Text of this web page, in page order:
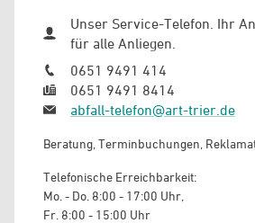
Unser Service-Telefon. Ihr
für alle Anliegen.
0651 9491 414
0651 9491 8414
abfall-telefon@art-trier.de
Beratung, Terminbuchungen,
Telefonische Erreichbarkeit:
Mo. - Do. 8:00 - 17:00 Uhr,
Fr. 8:00 - 15:00 Uhr